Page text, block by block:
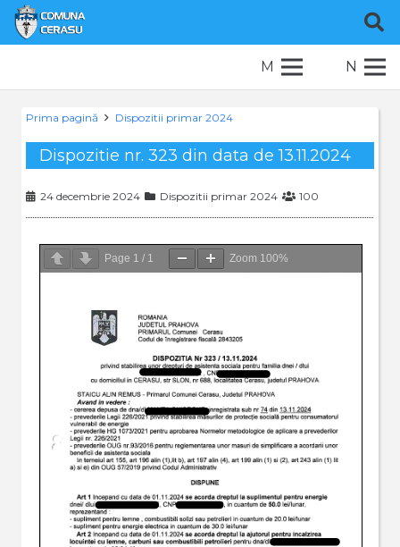
M N
Prima pagină Dispozitii primar 2024
Dispozitie nr. 323 din data de 13.11.2024
24 decembrie 2024 Dispozitii primar 2024 100
Page 1 / 1 Zoom 100%